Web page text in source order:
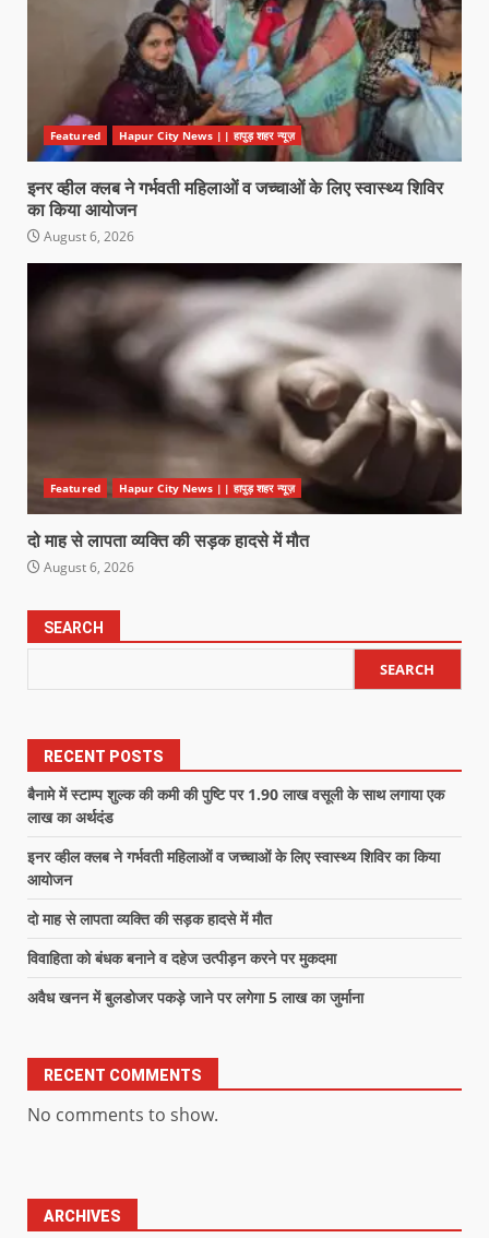
Featured Hapur City News || हापुड़ शहर न्यूज़
इनर व्हील क्लब ने गर्भवती महिलाओं व जच्चाओं के लिए स्वास्थ्य शिविर
का किया आयोजन
August 6, 2026
Featured Hapur City News || हापुड़ शहर न्यूज़
दो माह से लापता व्यक्ति की सड़क हादसे में मौत
August 6, 2026
SEARCH
SEARCH
RECENT POSTS
बैनामे में स्टाम्प शुल्क की कमी की पुष्टि पर 1.90 लाख वसूली के साथ लगाया एक
लाख का अर्थदंड
इनर व्हील क्लब ने गर्भवती महिलाओं व जच्चाओं के लिए स्वास्थ्य शिविर का किया
आयोजन
दो माह से लापता व्यक्ति की सड़क हादसे में मौत
विवाहिता को बंधक बनाने व दहेज उत्पीड़न करने पर मुकदमा
अवैध खनन में बुलडोजर पकड़े जाने पर लगेगा 5 लाख का जुर्माना
RECENT COMMENTS
No comments to show.
ARCHIVES